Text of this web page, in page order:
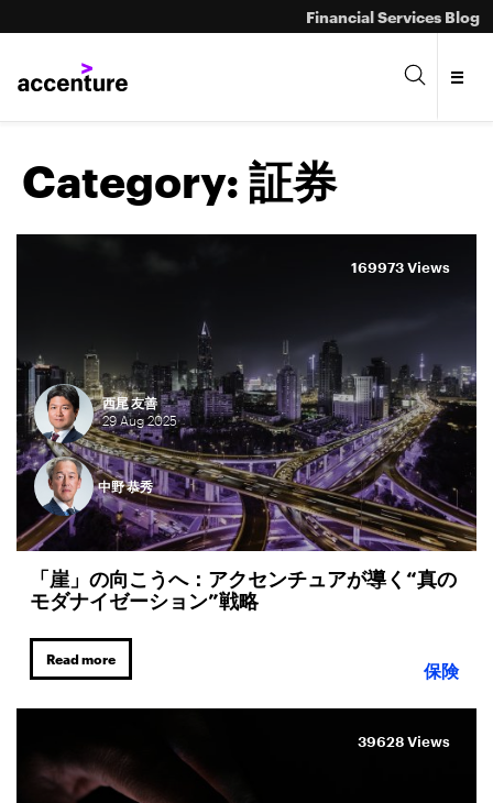
Financial Services Blog
Category:証券
西尾 友善
29Aug2025
中野 恭秀
「崖」の向こうへ：アクセンチュアが導く“真の
モダナイゼーション”戦略
Read more
169973 Views
保険
39628 Views